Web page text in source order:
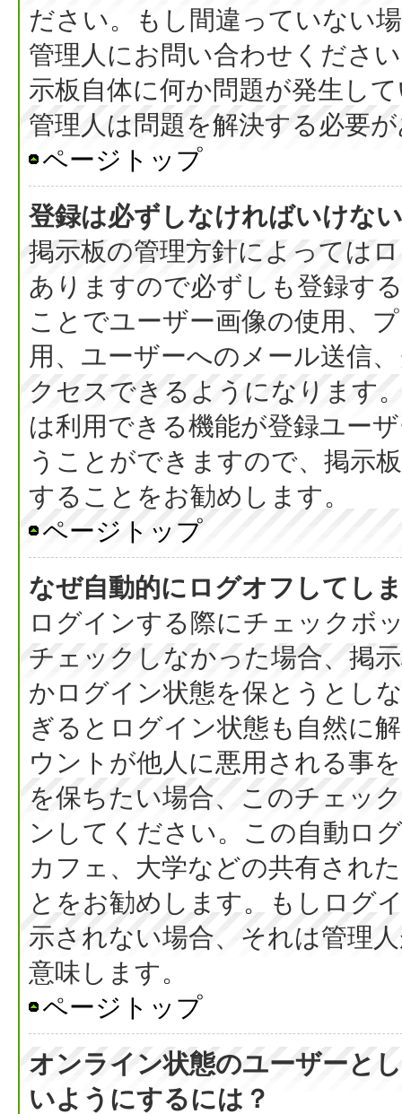
ださい。もし間違っていない
管理人にお問い合わせくださ
示板自体に何か問題が発生し
管理人は問題を解決する必要
ページトップ
登録は必ずしなければいけな
掲示板の管理方針によっては
ありますので必ずしも登録す
ことでユーザー画像の使用、
用、ユーザーへのメール送信
クセスできるようになります
は利用できる機能が登録ユー
うことができますので、掲示
することをお勧めします。
ページトップ
なぜ自動的にログオフしてし
ログインする際にチェックボ
チェックしなかった場合、掲
かログイン状態を保とうとし
ぎるとログイン状態も自然に
ウントが他人に悪用される事
を保ちたい場合、このチェッ
ンしてください。この自動ロ
カフェ、大学などの共有され
とをお勧めします。もしログ
示されない場合、それは管理
意味します。
ページトップ
オンライン状態のユーザーと
いようにするには？